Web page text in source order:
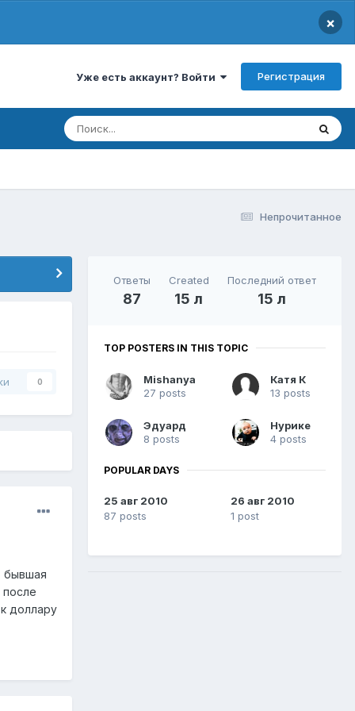
×
Уже есть аккаунт? Войти Регистрация
Непрочитанное
0
бывшая
доллару
Ответы
87
Created
15 л
Последний ответ
15 л
TOP POSTERS IN THIS TOPIC
Mishanya
27 posts
Катя К
13 posts
Эдуард
8 posts
Нурике
4 posts
POPULAR DAYS
25 авг 2010
87 posts
26 авг 2010
1 post